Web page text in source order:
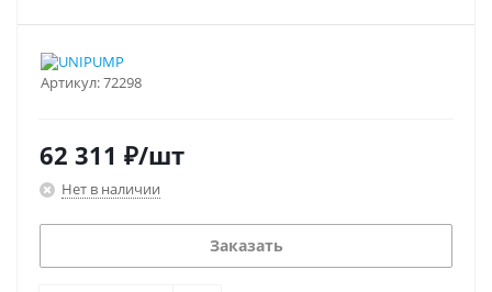
Артикул:72298
62 311 ₽/шт
Нет в наличии
Заказать